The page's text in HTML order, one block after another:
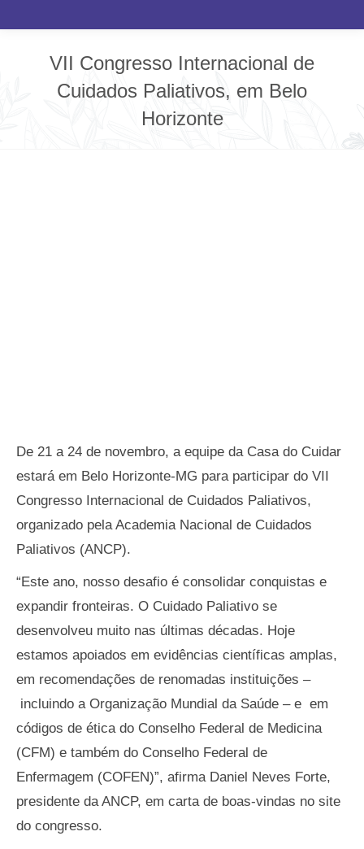
VII Congresso Internacional de
Cuidados Paliativos, em Belo
Horizonte
De 21 a 24 de novembro, a equipe da Casa do Cuidar
estará em Belo Horizonte-MG para participar do VII
Congresso Internacional de Cuidados Paliativos,
organizado pela Academia Nacional de Cuidados
Paliativos (ANCP).
“Este ano, nosso desafio é consolidar conquistas e
expandir fronteiras. O Cuidado Paliativo se
desenvolveu muito nas últimas décadas. Hoje
estamos apoiados em evidências científicas amplas,
em recomendações de renomadas instituições –
incluindo a Organização Mundial da Saúde – e em
códigos de ética do Conselho Federal de Medicina
(CFM) e também do Conselho Federal de
Enfermagem (COFEN)”, afirma Daniel Neves Forte,
presidente da ANCP, em carta de boas-vindas no site
do congresso.